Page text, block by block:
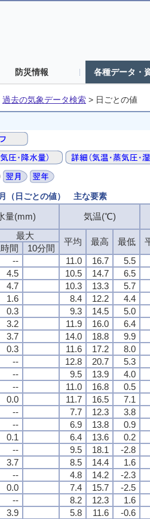
防災情報 各種データ・
過去の気象データ検索 > 日ごとの値
（日ごとの値） 主な要素
量(mm) 気温(℃)
最大
平均 最高 最低
間
10分間
-- 11.0 16.7
5.5
4.5 10.5 14.7
6.5
4.7 10.3 13.3
5.7
1.6 8.4 12.2
4.4
0.3 9.3 14.5
5.0
3.2 11.9 16.0
6.4
3.7 14.0 18.8
9.9
0.3 11.6 17.2
8.0
-- 12.8 20.7
5.3
-- 9.5 13.9
4.0
-- 11.0 16.8
0.5
0.0 11.7 16.5
7.1
-- 7.7 12.3
3.8
-- 6.9 13.8
0.9
0.1 6.4 13.6
0.2
-- 9.5 18.1
-2.8
3.7 8.5 14.4
1.6
-- 4.8 14.2
-2.3
0.0 7.4 15.7
-2.5
-- 8.2 12.3
1.6
3.9 5.8 11.6
-0.6